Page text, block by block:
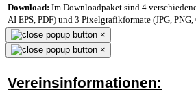
Download: Im Downloadpaket sind 4
AI EPS, PDF) und 3 Pixelgrafikformate (JPG, PNG,
×
×
Vereinsinformationen: